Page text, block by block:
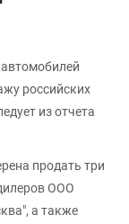
российских
из отчета
продать три
ООО
а также